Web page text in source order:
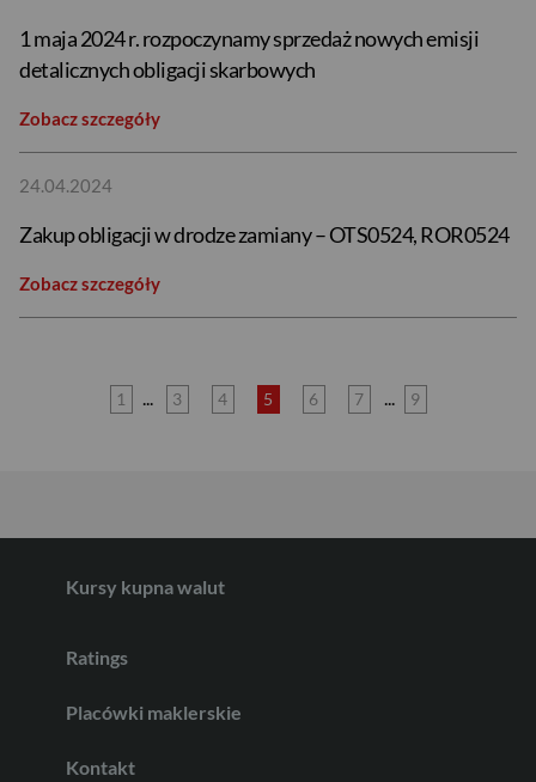
1 maja 2024 r. rozpoczynamy sprzedaż nowych emisji
detalicznych obligacji skarbowych
Zobacz szczegóły
24.04.2024
Zakup obligacji w drodze zamiany – OTS0524, ROR0524
Zobacz szczegóły
1 ... 3 4 5 6 7 ... 9
Kursy kupna walut
EUR
Ratings
Placówki maklerskie
Kontakt